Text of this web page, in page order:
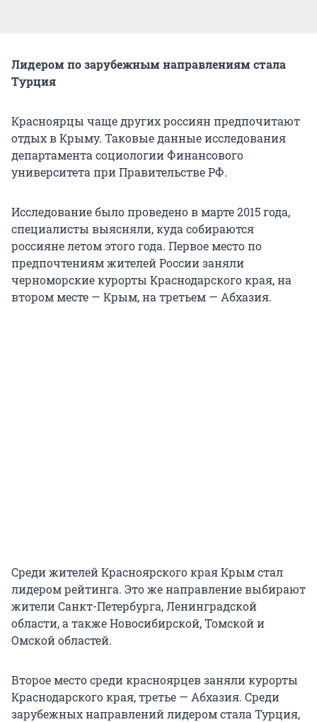
Лидером по зарубежным направлениям стала
Турция
Красноярцы чаще других россиян предпочитают
отдых в Крыму. Таковые данные исследования
департамента социологии Финансового
университета при Правительстве РФ.
Исследование было проведено в марте 2015 года,
специалисты выясняли, куда собираются
россияне летом этого года. Первое место по
предпочтениям жителей России заняли
черноморские курорты Краснодарского края, на
втором месте — Крым, на третьем — Абхазия.
Среди жителей Красноярского края Крым стал
лидером рейтинга. Это же направление выбирают
жители Санкт-Петербурга, Ленинградской
области, а также Новосибирской, Томской и
Омской областей.
Второе место среди красноярцев заняли курорты
Краснодарского края, третье — Абхазия. Среди
зарубежных направлений лидером стала Турция,